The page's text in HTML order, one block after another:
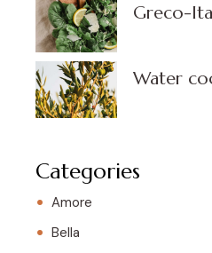
Greco-
Water
Categories
Amore
Bella